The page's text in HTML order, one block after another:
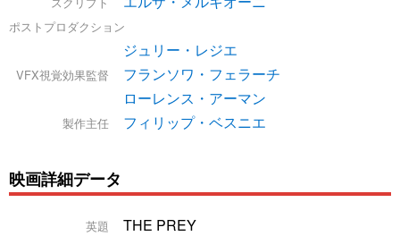
ポストプロダクション
ジュリー・レジエ
VFX視覚効果監督
フランソワ・フェラーチ
ローレンス・アーマン
製作主任 フィリップ・ベスニエ
映画詳細データ
英題 THE PREY